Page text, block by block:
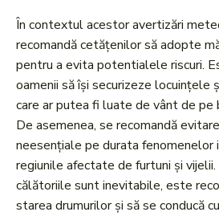
În contextul acestor avertizări
recomandă cetățenilor să adopte
pentru a evita potentialele riscuri.
oamenii să își securizeze locuințele
care ar putea fi luate de vânt de pe
De asemenea, se recomandă
neesențiale pe durata fenomenelor
regiunile afectate de furtuni și vijelii.
călătoriile sunt inevitabile, este
starea drumurilor și să se conducă